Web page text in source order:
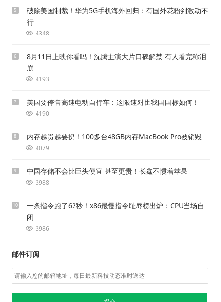
5
破除美国制裁！华为5G手机海外回归：有国外花粉到激动不
行
4348
6
8月11日上映你看吗！沈腾主演大片口碑解禁 有人看完称泪
崩
4193
7 美国要停售高速电动自行车：这限速对比我国国标如何！
4190
8 内存越贵越要扔！100多台48GB内存MacBook Pro被销毁
4079
9 中国存储不会比巨头便宜 甚至更贵！长鑫不惯着苹果
3988
10
一条指令跑了62秒！x86最慢指令耻辱榜出炉：CPU当场自
闭
3986
邮件订阅